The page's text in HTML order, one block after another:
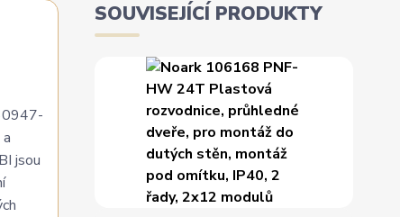
jsou
SOUVISEJÍCÍ PRODUKTY